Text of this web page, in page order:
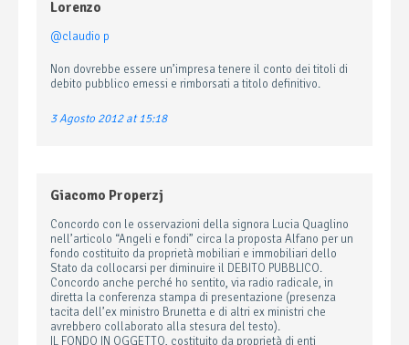
Lorenzo
@claudio p
Non dovrebbe essere un’impresa tenere il conto dei titoli di
debito pubblico emessi e rimborsati a titolo definitivo.
3 Agosto 2012 at 15:18
Giacomo Properzj
Concordo con le osservazioni della signora Lucia Quaglino
nell’articolo “Angeli e fondi” circa la proposta Alfano per un
fondo costituito da proprietà mobiliari e immobiliari dello
Stato da collocarsi per diminuire il DEBITO PUBBLICO.
Concordo anche perché ho sentito, via radio radicale, in
diretta la conferenza stampa di presentazione (presenza
tacita dell’ex ministro Brunetta e di altri ex ministri che
avrebbero collaborato alla stesura del testo).
IL FONDO IN OGGETTO, costituito da proprietà di enti